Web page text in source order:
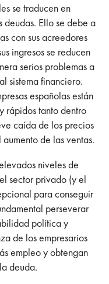
se traducen en
deudas. Ello se debe a
con sus acreedores
ingresos se reducen
serios problemas a
sistema financiero.
españolas están
rápidos tanto dentro
caída de los precios
de las ventas.
niveles de
sector privado (y el
para conseguir
perseverar
política y
de los empresarios
empleo y obtengan
deuda.